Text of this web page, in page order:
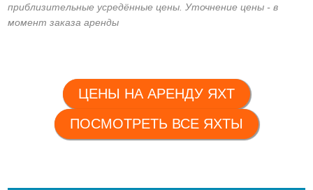
приблизительные усредённые цены. Уточнение цены - в
момент заказа аренды
ЦЕНЫ НА АРЕНДУ ЯХТ
ПОСМОТРЕТЬ ВСЕ ЯХТЫ